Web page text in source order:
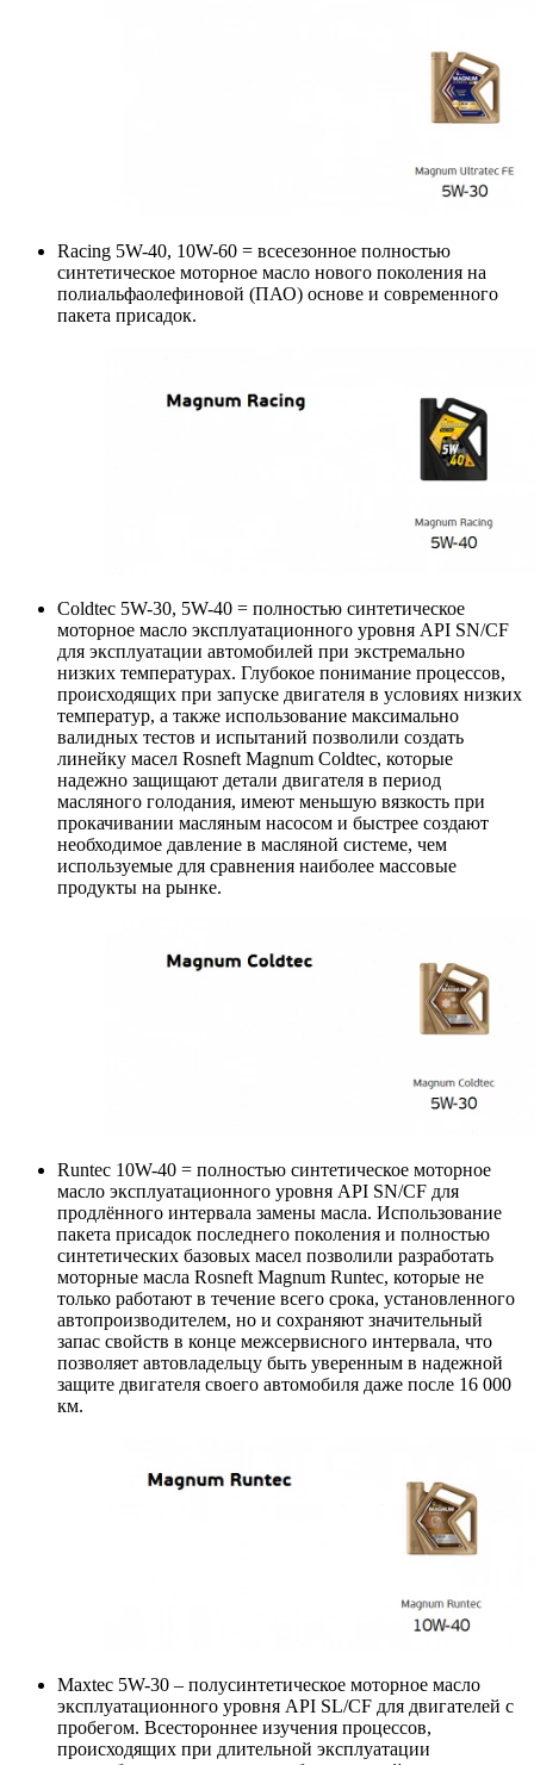
Racing 5W-40, 10W-60 = всесезонное полностью
синтетическое моторное масло нового поколения на
полиальфаолефиновой (ПАО) основе и современного
пакета присадок.
Coldtec 5W-30, 5W-40 = полностью синтетическое
моторное масло эксплуатационного уровня API SN/CF
для эксплуатации автомобилей при экстремально
низких температурах. Глубокое понимание процессов,
происходящих при запуске двигателя в условиях низких
температур, а также использование максимально
валидных тестов и испытаний позволили создать
линейку масел Rosneft Magnum Coldtec, которые
надежно защищают детали двигателя в период
масляного голодания, имеют меньшую вязкость при
прокачивании масляным насосом и быстрее создают
необходимое давление в масляной системе, чем
используемые для сравнения наиболее массовые
продукты на рынке.
Runtec 10W-40 = полностью синтетическое моторное
масло эксплуатационного уровня API SN/CF для
продлённого интервала замены масла. Использование
пакета присадок последнего поколения и полностью
синтетических базовых масел позволили разработать
моторные масла Rosneft Magnum Runtec, которые не
только работают в течение всего срока, установленного
автопроизводителем, но и сохраняют значительный
запас свойств в конце межсервисного интервала, что
позволяет автовладельцу быть уверенным в надежной
защите двигателя своего автомобиля даже после 16 000
км.
Maxtec 5W-30 – полусинтетическое моторное масло
эксплуатационного уровня API SL/CF для двигателей с
пробегом. Всестороннее изучения процессов,
происходящих при длительной эксплуатации